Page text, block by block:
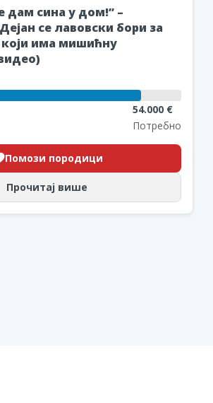
дам сина у дом!” –
се лавовски бори за
који има мишићну
54.000 €
Потребно
Помози породици
Прочитај више